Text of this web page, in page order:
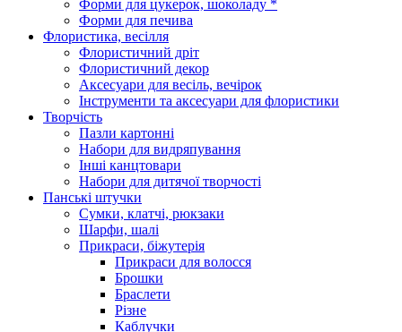
Форми для цукерок, шоколаду *
Форми для печива
Флористика, весілля
Флористичний дріт
Флористичний декор
Аксесуари для весіль, вечірок
Інструменти та аксесуари для флористики
Творчість
Пазли картонні
Набори для видряпування
Інші канцтовари
Набори для дитячої творчості
Панські штучки
Сумки, клатчі, рюкзаки
Шарфи, шалі
Прикраси, біжутерія
Прикраси для волосся
Брошки
Браслети
Різне
Каблучки